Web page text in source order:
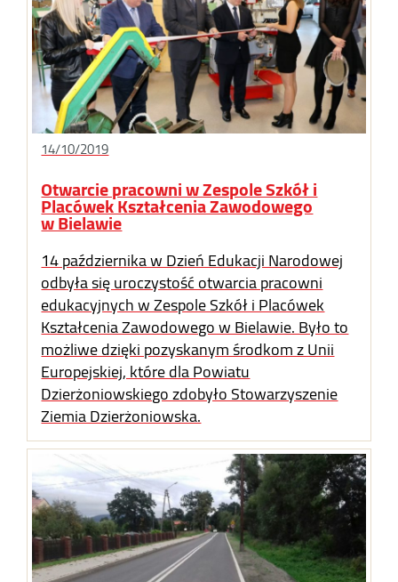
14/10/2019
Otwarcie pracowni w Zespole Szkół i
Placówek Kształcenia Zawodowego
w Bielawie
14 października w Dzień Edukacji Narodowej
odbyła się uroczystość otwarcia pracowni
edukacyjnych w Zespole Szkół i Placówek
Kształcenia Zawodowego w Bielawie. Było to
możliwe dzięki pozyskanym środkom z Unii
Europejskiej, które dla Powiatu
Dzierżoniowskiego zdobyło Stowarzyszenie
Ziemia Dzierżoniowska.